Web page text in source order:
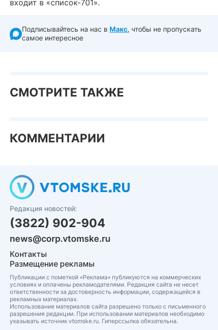
входит в «список-701».
Подписывайтесь на нас в Макс, чтобы не пропускать
самое интересное
СМОТРИТЕ ТАКЖЕ
КОММЕНТАРИИ
Редакция новостей:
(3822) 902-904
news@corp.vtomske.ru
Контакты
Размещение рекламы
Публикации с пометкой «Реклама» публикуются на коммерческих
условиях и оплачены рекламодателями. Редакция сайта не несет
ответственности за достоверность информации, содержащейся в
рекламных материалах.
Использование материалов сайта разрешено только с письменного
разрешения редакции. При использовании материалов необходимо
указывать источник vtomske.ru. Гиперссылка обязательна.